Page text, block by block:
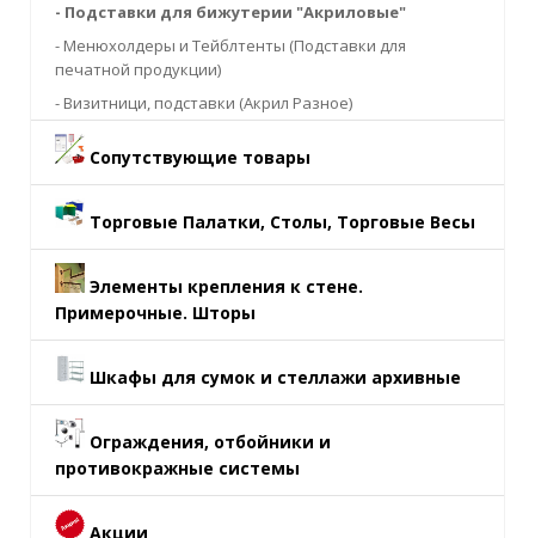
- Подставки для бижутерии "Акриловые"
- Менюхолдеры и Тейблтенты (Подставки для
печатной продукции)
- Визитници, подставки (Акрил Разное)
Сопутствующие товары
Торговые Палатки, Столы, Торговые Весы
Элементы крепления к стене.
Примерочные. Шторы
Шкафы для сумок и стеллажи архивные
Ограждения, отбойники и
противокражные системы
Акции